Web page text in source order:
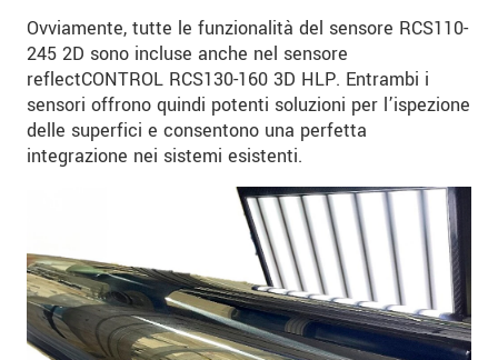
Ovviamente, tutte le funzionalità del sensore RCS110-
245 2D sono incluse anche nel sensore
reflectCONTROL RCS130-160 3D HLP. Entrambi i
sensori offrono quindi potenti soluzioni per l’ispezione
delle superfici e consentono una perfetta
integrazione nei sistemi esistenti.